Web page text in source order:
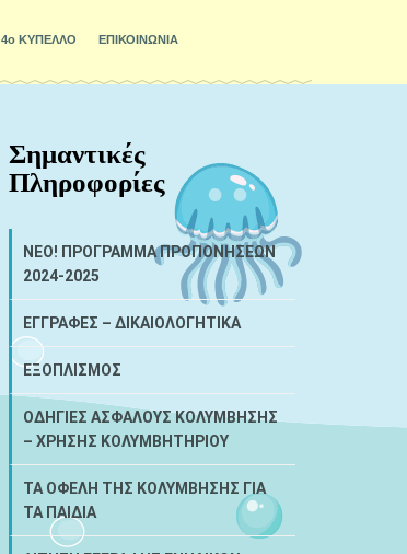
4ο ΚΥΠΕΛΛΟ ΕΠΙΚΟΙΝΩΝΙΑ
Σημαντικές
Πληροφορίες
NEO! ΠΡΟΓΡΑΜΜΑ ΠΡΟΠΟΝΗΣΕΩΝ
2024-2025
ΕΓΓΡΑΦΕΣ – ΔΙΚΑΙΟΛΟΓΗΤΙΚΑ
ΕΞΟΠΛΙΣΜΟΣ
ΟΔΗΓΙΕΣ ΑΣΦΑΛΟΥΣ ΚΟΛΥΜΒΗΣΗΣ
– ΧΡΗΣΗΣ ΚΟΛΥΜΒΗΤΗΡΙΟΥ
ΤΑ ΟΦΕΛΗ ΤΗΣ ΚΟΛΥΜΒΗΣΗΣ ΓΙΑ
ΤΑ ΠΑΙΔΙΑ